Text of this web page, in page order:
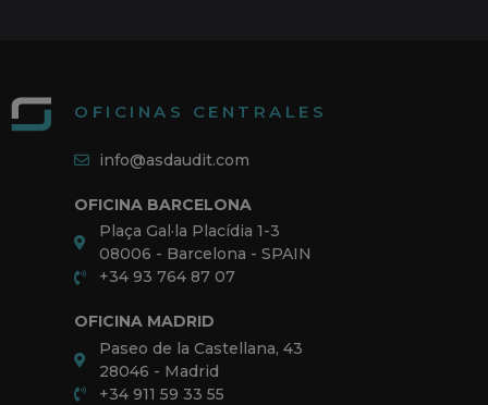
OFICINAS CENTRALES
info@asdaudit.com
OFICINA BARCELONA
Plaça Gal·la Placídia 1-3
08006 - Barcelona - SPAIN
+34 93 764 87 07
OFICINA MADRID
Paseo de la Castellana, 43
28046 - Madrid
+34 911 59 33 55